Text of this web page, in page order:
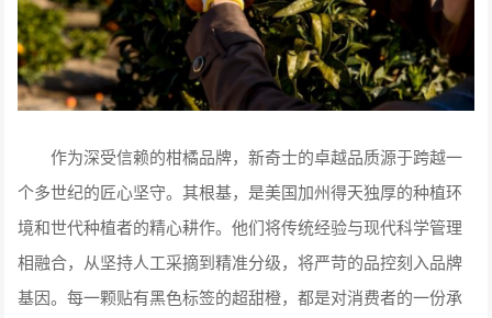
作为深受信赖的柑橘品牌，新奇士的卓越品质源于跨越一
个多世纪的匠心坚守。其根基，是美国加州得天独厚的种植环
境和世代种植者的精心耕作。他们将传统经验与现代科学管理
相融合，从坚持人工采摘到精准分级，将严苛的品控刻入品牌
基因。每一颗贴有黑色标签的超甜橙，都是对消费者的一份承